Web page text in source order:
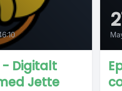
- Digitalt
Jette